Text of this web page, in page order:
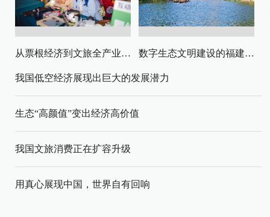
从票根经济到文旅全产业链升级 数字生态文明建设的福建路径与启示
我国低空经济展现出巨大的发展潜力
生态“高颜值”变出经济高价值
我国文旅消费正在扩容升级
用真心展现中国，世界自有回响